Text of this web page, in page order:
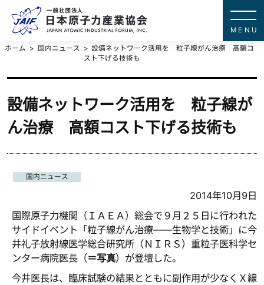
ホーム 国内ニュース
設備ネットワーク活用を 粒子線がん治療 高額コ
スト下げる技術も
設備ネットワーク活用を 粒子線が
ん治療 高額コスト下げる技術も
国内ニュース
2014年10月9日
国際原子力機関（ＩＡＥＡ）総会で９月２５日に行われた
サイドイベント「粒子線がん治療――生物学と技術」に今
井礼子放射線医学総合研究所（ＮＩＲＳ）重粒子医科学セ
ンター病院医長（＝写真）が登壇した。
今井医長は、臨床試験の結果とともに副作用が少なくＸ線